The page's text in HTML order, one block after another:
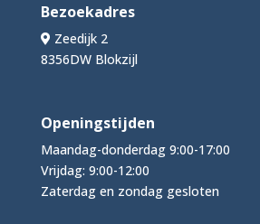
Bezoekadres
Zeedijk 2
8356DW Blokzijl
Openingstijden
Maandag-donderdag 9:00-17:00
Vrijdag: 9:00-12:00
Zaterdag en zondag gesloten